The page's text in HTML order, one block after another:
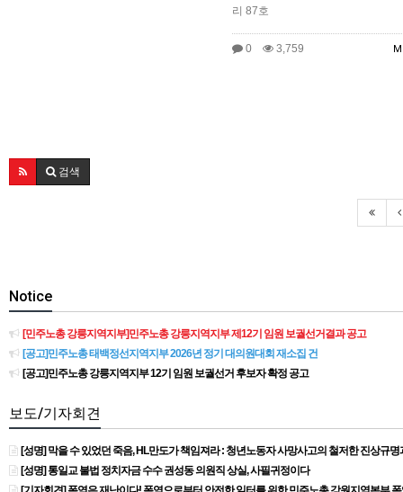
리 87호
0 3,759
검색
Notice
[민주노총 강릉지역지부]민주노총 강릉지역지부 제12기 임원 보궐선거결과 공고
[공고]민주노총 태백정선지역지부 2026년 정기 대의원대회 재소집 건
[공고]민주노총 강릉지역지부 12기 임원 보궐선거 후보자 확정 공고
보도/기자회견
[성명] 막을 수 있었던 죽음, HL만도가 책임져라 : 청년노동자 사망사고의 철저한 진상규
[성명] 통일교 불법 정치자금 수수 권성동 의원직 상실, 사필귀정이다